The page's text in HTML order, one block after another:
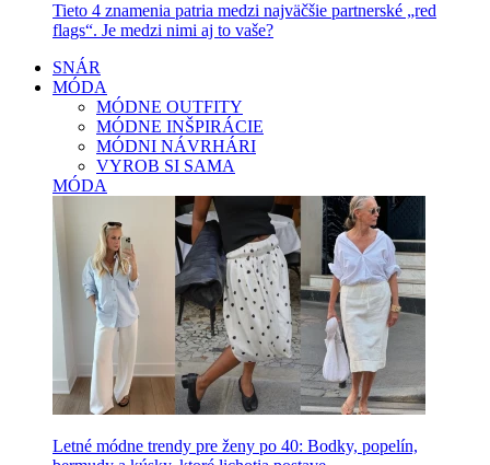
Tieto 4 znamenia patria medzi najväčšie partnerské „red
flags“. Je medzi nimi aj to vaše?
SNÁR
MÓDA
MÓDNE OUTFITY
MÓDNE INŠPIRÁCIE
MÓDNI NÁVRHÁRI
VYROB SI SAMA
MÓDA
Letné módne trendy pre ženy po 40: Bodky, popelín,